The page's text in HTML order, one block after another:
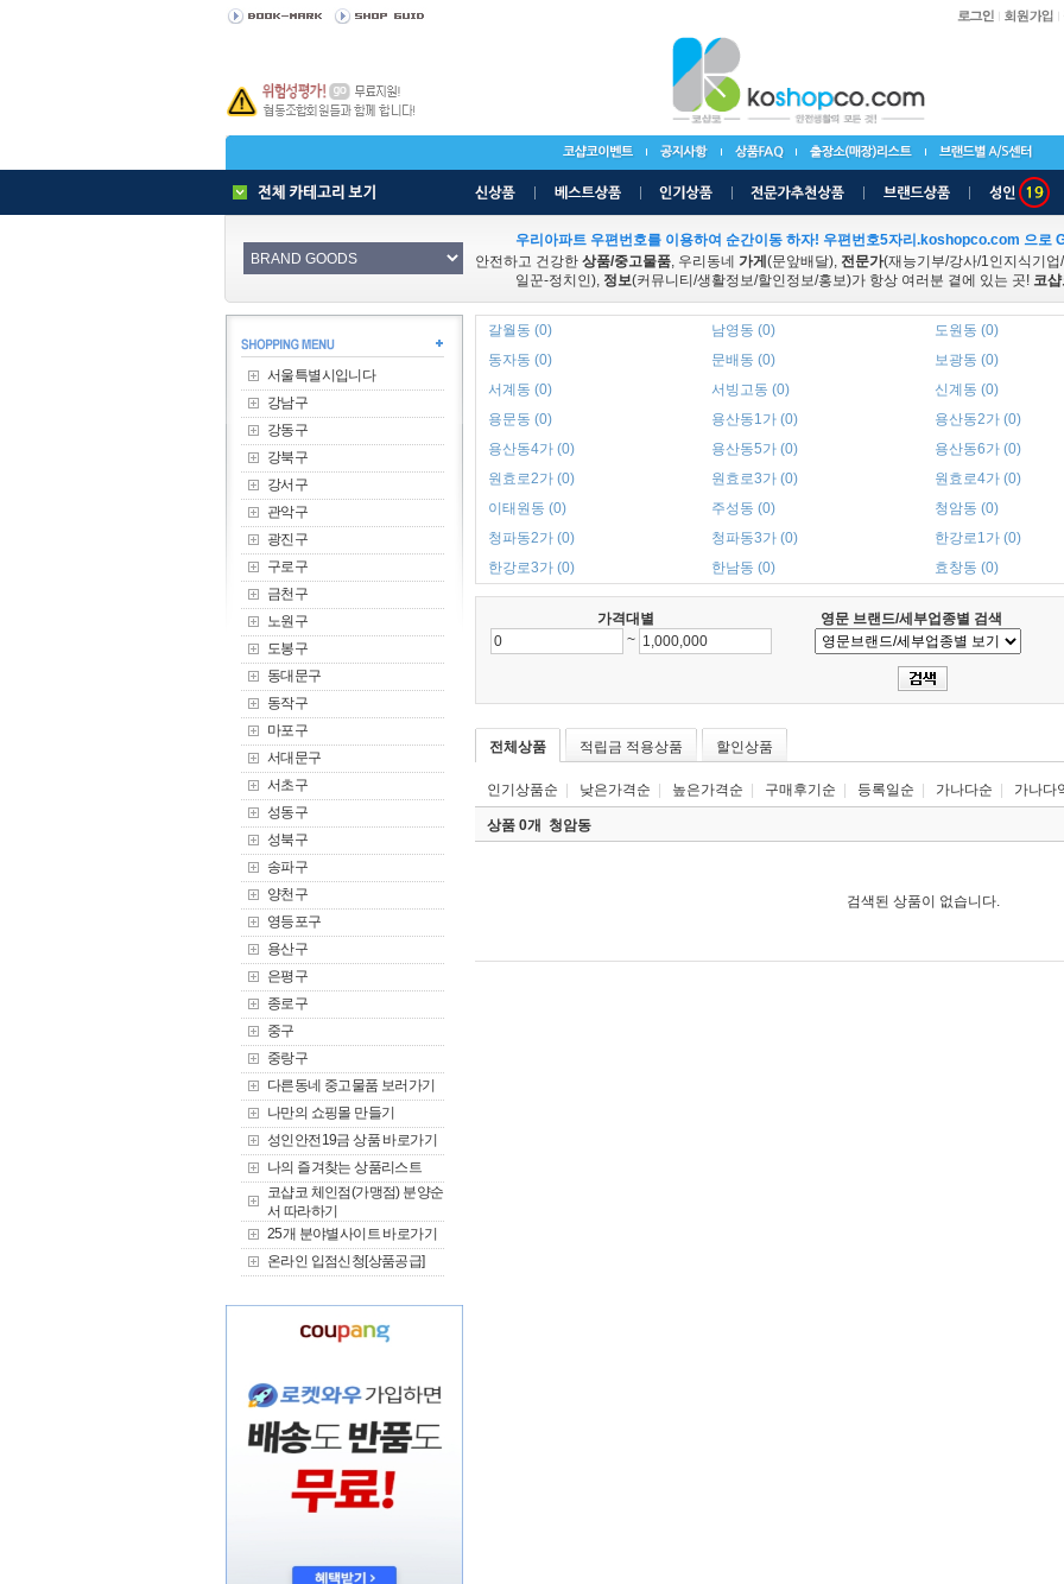
우리아파트 우편번호를 이용하여 순간이동 하자! 우편번호5자리.koshopco.com 으로
안전하고 건강한 상품/중고물품, 우리동네 가게 (문앞배달), 전문가(재능기부/강사/1인지식기업
일꾼-정치인), 정보(커뮤니티/생활정보/할인정보/홍보)가 항상 여러분 곁에 있는 곳! 코
서울특별시입니다
강남구
강동구
강북구
강서구
관악구
광진구
구로구
금천구
노원구
도봉구
동대문구
동작구
마포구
서대문구
서초구
성동구
성북구
송파구
양천구
영등포구
용산구
은평구
종로구
중구
중랑구
다른동네 중고물품 보러가기
나만의 쇼핑몰 만들기
성인안전19금 상품 바로가기
나의 즐겨찾는 상품리스트
코샵코 체인점(가맹점) 분양순
서 따라하기
25개 분야별사이트 바로가기
온라인 입점신청[상품공급]
갈월동 (0) 남영동 (0) 도원동 (0)
동자동 (0)
문배동 (0) 보광동 (0)
서계동 (0)
서빙고동 (0) 신계동 (0)
용문동 (0)
용산동1가 (0) 용산동2가 (0)
용산동4가 (0)
용산동5가 (0) 용산동6가 (0)
원효로2가 (0)
원효로3가 (0) 원효로4가 (0)
이태원동 (0)
주성동 (0) 청암동 (0)
청파동2가 (0)
청파동3가 (0) 한강로1가 (0)
한강로3가 (0)
한남동 (0) 효창동 (0)
가격대별 영문 브랜드/세부업종별 검색
~
전체상품 적립금 적용상품 할인상품
인기상품순 낮은가격순 높은가격순 구매후기순 등록일순 가나다순 가나다
상품 0개 청암동
검색된 상품이 없습니다.